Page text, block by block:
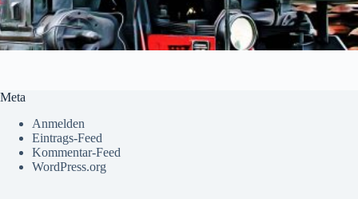
Meta
Anmelden
Eintrags-Feed
Kommentar-Feed
WordPress.org